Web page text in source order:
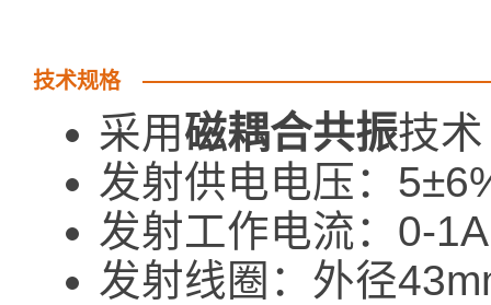
技术规格
采用磁耦合共振技术
发射供电电压：
发射工作电流：0-
发射线圈：外径